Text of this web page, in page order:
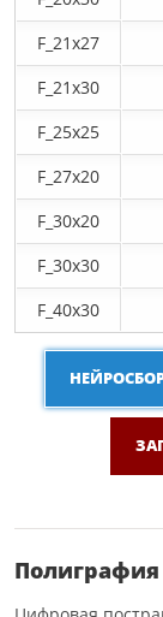
F_21х27
F_21х30
F_25х25
F_27x20
F_30х20
F_30х30
F_40x30